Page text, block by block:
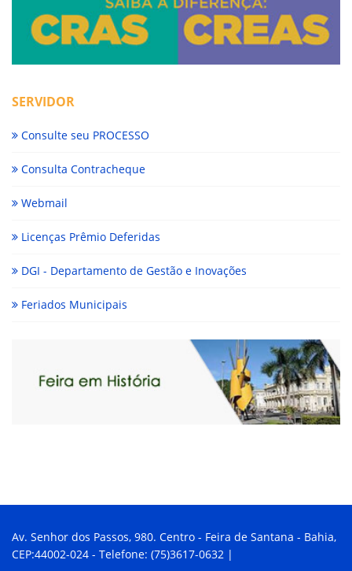
SERVIDOR
Consulte seu PROCESSO
Consulta Contracheque
Webmail
Licenças Prêmio Deferidas
DGI - Departamento de Gestão e Inovações
Feriados Municipais
Av. Senhor dos Passos, 980. Centro - Feira de Santana - Bahia,
CEP:44002-024 - Telefone: (75)3617-0632 |